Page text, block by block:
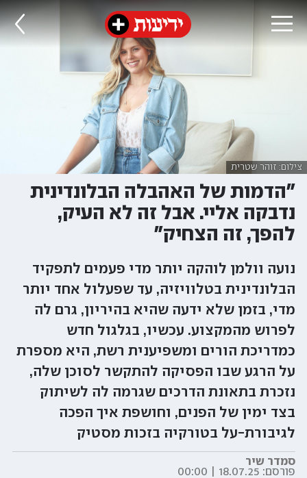
צילום: זוהר שטרית
"הדמות של האהבלה הבלונדינית
נדבקה אליי. אבל זה לא העיק,
להפך, זה הצחיק"
נועה וולמן לוהקה יותר מדי פעמים לתפקיד
הבלונדינית בטלוויזיה, עד שפעלול אחד יותר
מדי, בזמן שלא ידעה שהיא בהיריון, גרם לה
לפרוש מהמקצוע. עכשיו, בגלגול חדש
כמדריכת הורים ומשפיענית רשת, היא מספרת
על הרגע שבו הפסיקה להתקשר לסוכן שלה,
נזכרת בתאונת הדרכים שגרמה לה לשיתוק
בצד ימין של הפנים, וחושפת איך הפכה
לגיבורת-על בטורקיה בזכות מסטיק
סמדר שיר
פורסם: 18.07.25 | 00:00